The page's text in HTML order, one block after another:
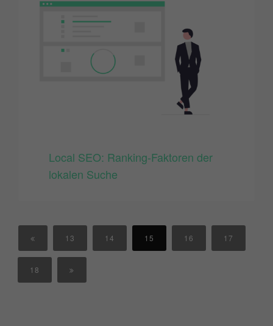
Local SEO: Ranking-Faktoren der
lokalen Suche
13 14 15 16 17
18